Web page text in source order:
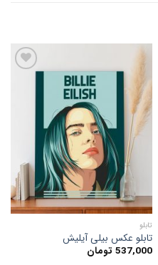
تابلو
تابلو عکس بیلی آیلیش
537,000 تومان